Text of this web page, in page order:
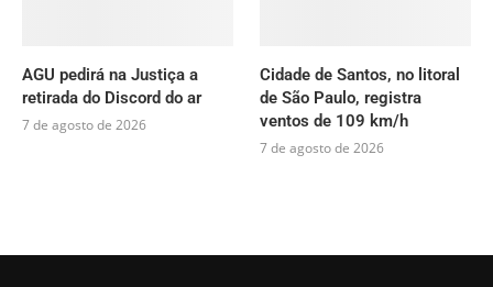
AGU pedirá na Justiça a
retirada do Discord do ar
7 de agosto de 2026
Cidade de Santos, no litoral
de São Paulo, registra
ventos de 109 km/h
7 de agosto de 2026